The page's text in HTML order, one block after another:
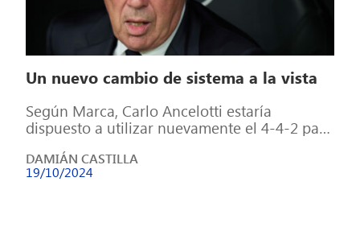
Un nuevo cambio de sistema a la vista
Según Marca, Carlo Ancelotti estaría
dispuesto a utilizar nuevamente el 4-4-2 para
DAMIÁN CASTILLA
19/10/2024